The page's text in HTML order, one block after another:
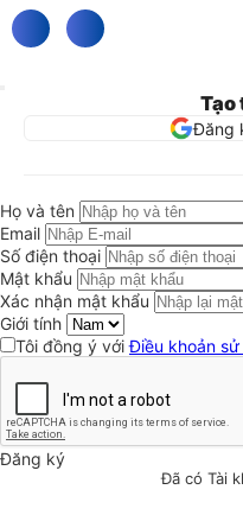
Tạo
Đăng
Họ và tên
Email
Số điện thoại
Mật khẩu
Xác nhận mật khẩu
Giới tính
Tôi đồng ý vớiĐiều khoản
Đăng ký
Đã có Tài